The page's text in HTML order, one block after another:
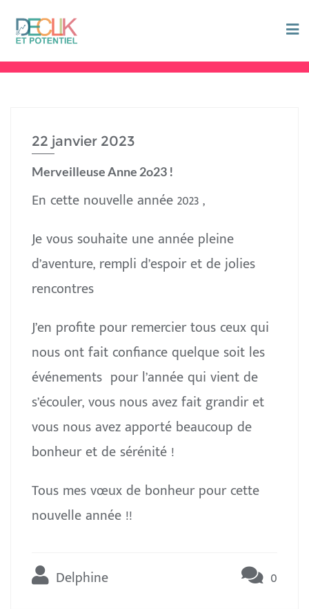
22 janvier 2023
Merveilleuse Anne 2o23 !
En cette nouvelle année 2023 ,
Je vous souhaite une année pleine
d’aventure, rempli d’espoir et de jolies
rencontres
J’en profite pour remercier tous ceux qui
nous ont fait confiance quelque soit les
événements pour l’année qui vient de
s’écouler, vous nous avez fait grandir et
vous nous avez apporté beaucoup de
bonheur et de sérénité !
Tous mes vœux de bonheur pour cette
nouvelle année !!
Delphine 0